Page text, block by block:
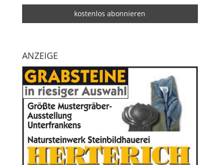
ANZEIGE